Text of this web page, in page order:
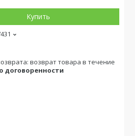
Купить
возврат товара в течение
договоренности